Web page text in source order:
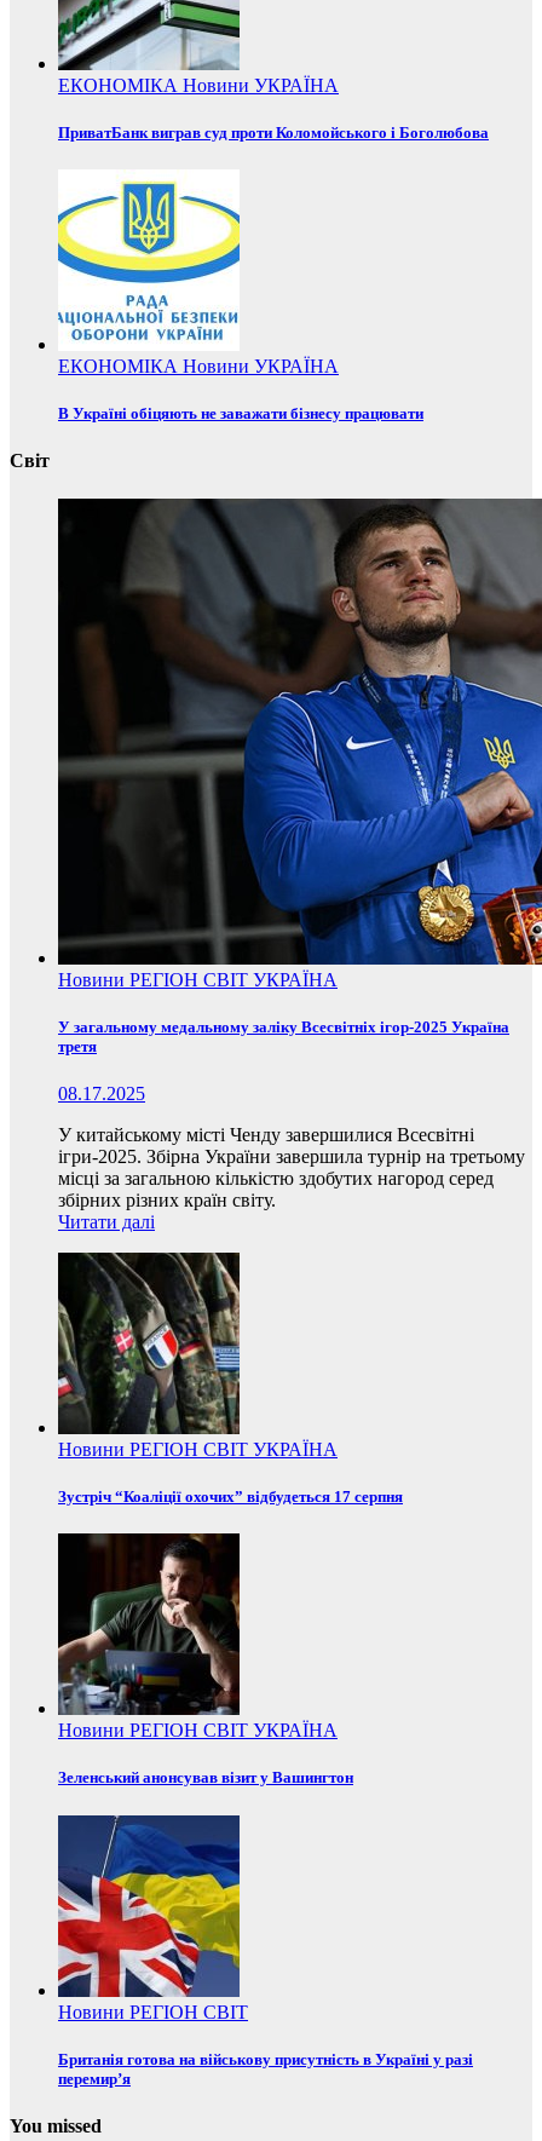
ЕКОНОМІКА Новини УКРАЇНА
ПриватБанк виграв суд проти Коломойського і Боголюбова
ЕКОНОМІКА Новини УКРАЇНА
В Україні обіцяють не заважати бізнесу працювати
Світ
Новини РЕГІОН СВІТ УКРАЇНА
У загальному медальному заліку Всесвітніх ігор-2025 Україна
третя
08.17.2025
У китайському місті Ченду завершилися Всесвітні
ігри-2025. Збірна України завершила турнір на третьому
місці за загальною кількістю здобутих нагород серед
збірних різних країн світу.
Читати далі
Новини РЕГІОН СВІТ УКРАЇНА
Зустріч “Коаліції охочих” відбудеться 17 серпня
Новини РЕГІОН СВІТ УКРАЇНА
Зеленський анонсував візит у Вашингтон
Новини РЕГІОН СВІТ
Британія готова на військову присутність в Україні у разі
перемир’я
You missed